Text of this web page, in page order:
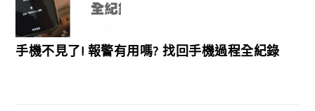
手機不見了! 報警有用嗎? 找回手機過程全紀錄